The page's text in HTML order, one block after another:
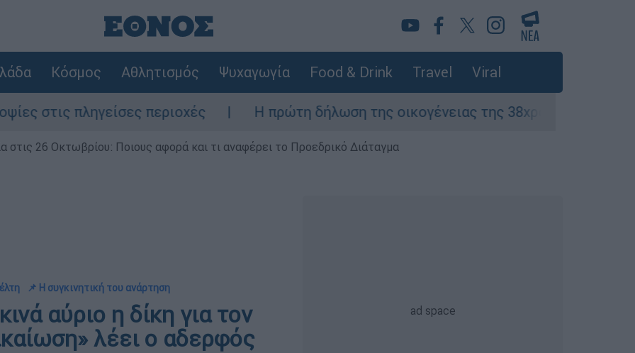
Κόσμος Αθλητισμός Ψυχαγωγία Food & Drink Travel Viral
περιοχές Η πρώτη δήλωση της οικογένειας της 38χρονης Βρετανίδας που
στις 26 Οκτωβρίου: Ποιους αφορά και τι αναφέρει το Προεδρικό Διάταγμα
📌 Η συγκινητική του ανάρτηση
αύριο η δίκη για τον
λέει ο αδερφός